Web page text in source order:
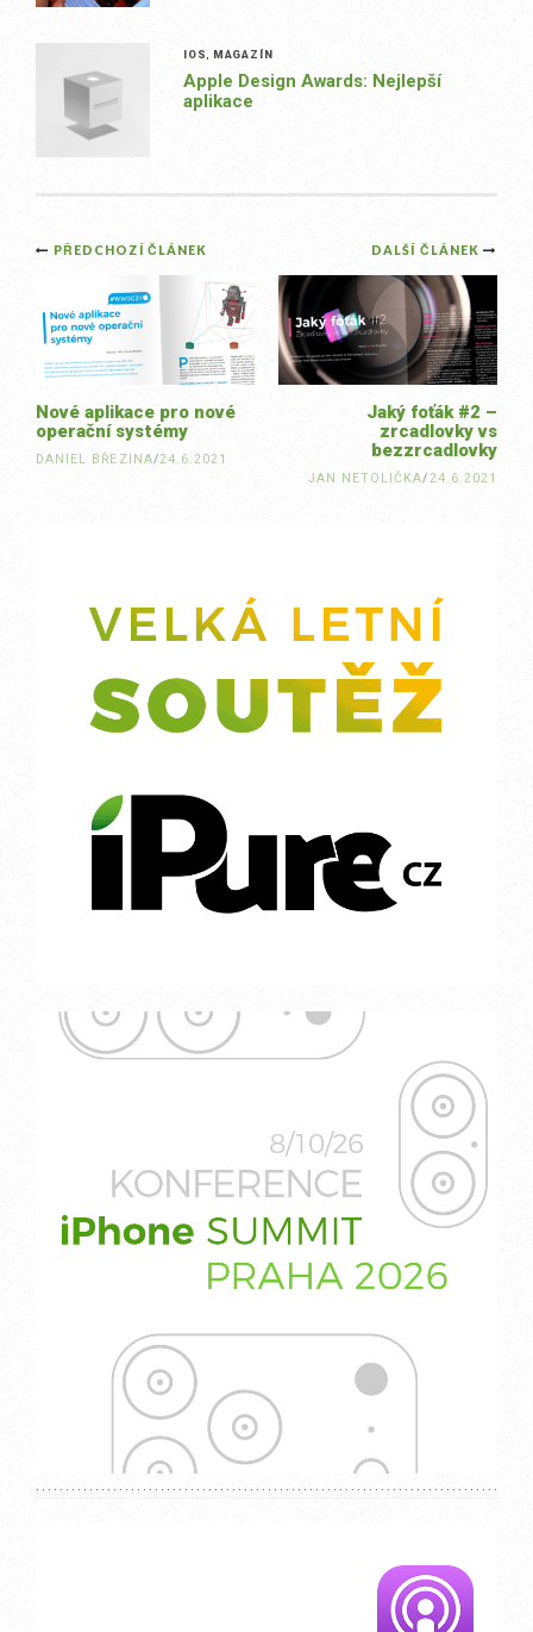
IOS MAGAZÍN
Apple Design Awards: Nejlepší
aplikace
Post
navigation
DALŠÍ ČLÁNEK
Jaký foťák #2 –
zrcadlovky vs
bezzrcadlovky
JAN NETOLIČKA/24.6.2021
PŘEDCHOZÍ ČLÁNEK
Nové aplikace pro nové
operační systémy
DANIEL BŘEZINA/24.6.2021